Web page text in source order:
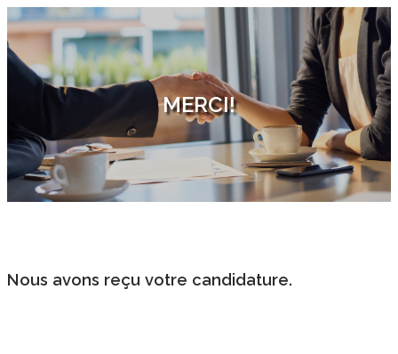
Skip
to
content
MERCI!
Nous avons reçu votre candidature.